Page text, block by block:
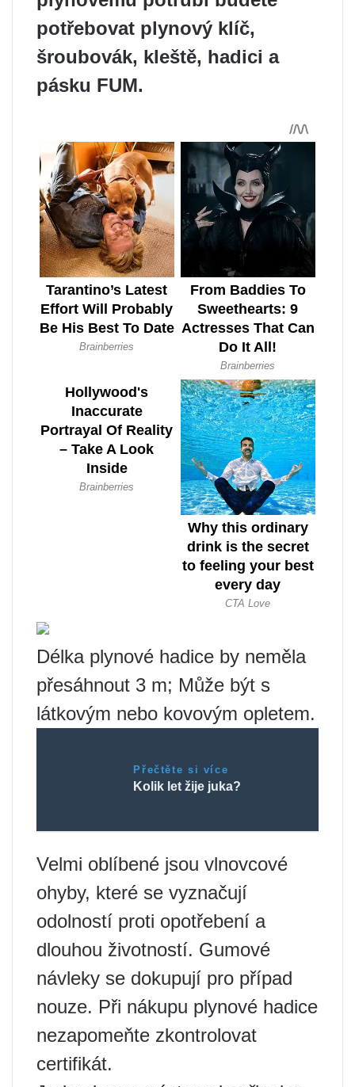
potřebovat plynový klíč,
šroubovák, kleště, hadici a
pásku FUM.
Délka plynové hadice by neměla
přesáhnout 3 m; Může být s
látkovým nebo kovovým opletem.
Přečtěte si více
Kolik let žije juka?
Velmi oblíbené jsou vlnovcové
ohyby, které se vyznačují
odolností proti opotřebení a
dlouhou životností. Gumové
návleky se dokupují pro případ
nouze. Při nákupu plynové hadice
nezapomeňte zkontrolovat
certifikát.